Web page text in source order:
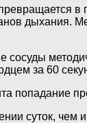
дыхания.
сосуды
за 60
попадание
суток, чем